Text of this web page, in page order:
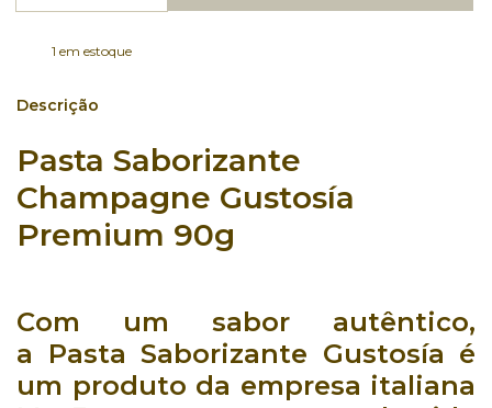
1 em estoque
Descrição
Pasta Saborizante
Champagne Gustosía
Premium 90g
Com um sabor autêntico,
a Pasta Saborizante Gustosía é
um produto da empresa italiana